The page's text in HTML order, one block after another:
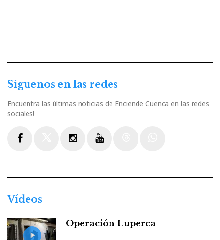
Síguenos en las redes
Encuentra las últimas noticias de Enciende Cuenca en las redes
sociales!
Vídeos
Operación Luperca